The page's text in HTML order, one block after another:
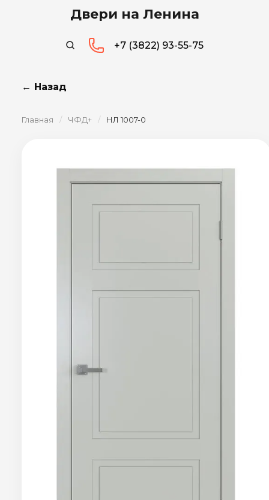
Двери на Ленина
+7 (3822) 93-55-75
← Назад
Главная / ЧФД+ / НЛ 1007-0